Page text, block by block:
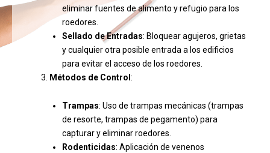
eliminar fuentes de alimento y refugio para los
roedores.
Sellado de Entradas: Bloquear agujeros, grietas
y cualquier otra posible entrada a los edificios
para evitar el acceso de los roedores.
Métodos de Control :
Trampas: Uso de trampas mecánicas (trampas
de resorte, trampas de pegamento) para
capturar y eliminar roedores.
Rodenticidas: Aplicación de venenos